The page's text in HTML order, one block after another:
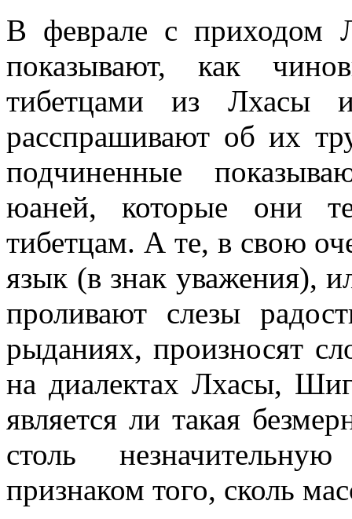
В феврале с приходом
показывают, как
тибетцами из Лхасы
расспрашивают об их
подчиненные
юаней, которые они
тибетцам. А те, в свою
язык (в знак уважения),
проливают слезы
рыданиях, произносят
на диалектах Лхасы,
является ли такая
столь
признаком того, сколь